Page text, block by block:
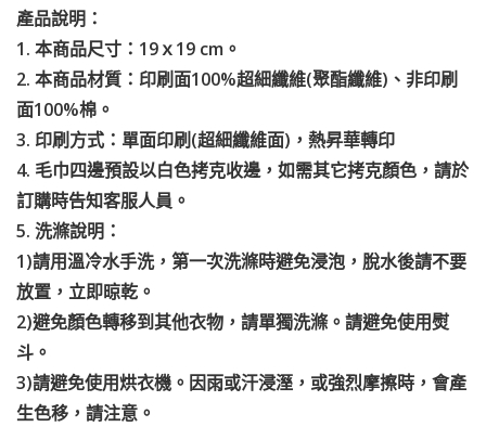
產品說明：
1. 本商品尺寸：19ｘ19 cm。
2. 本商品材質：印刷面100%超細纖維(聚酯纖維)、非印刷
面100%棉。
3. 印刷方式：單面印刷(超細纖維面)，熱昇華轉印
4. 毛巾四邊預設以白色拷克收邊，如需其它拷克顏色，請於
訂購時告知客服人員。
5. 洗滌說明：
1)請用溫冷水手洗，第一次洗滌時避免浸泡，脫水後請不要
放置，立即晾乾。
2)避免顏色轉移到其他衣物，請單獨洗滌。請避免使用熨
斗。
3)請避免使用烘衣機。因雨或汗浸溼，或強烈摩擦時，會產
生色移，請注意。